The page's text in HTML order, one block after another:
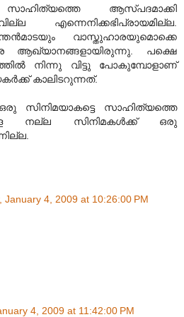
സാഹിത്യത്തെ ആസ്പദമാക്കി
എന്നെനിക്കഭിപ്രായമില്ല.
വാസ്തുഹാരയുമൊക്കെ
ആഖ്യാനങ്ങളായിരുന്നു. പക്ഷെ
നിന്നു വിട്ടു പോകുമ്പോളാണ്‌
കാലിടറുന്നത്.
സിനിമയാകട്ടെ സാഹിത്യത്തെ
നല്ല സിനിമകള്‍ക്ക് ഒരു
January 4, 2009 at 10:26:00 PM
4, 2009 at 11:42:00 PM